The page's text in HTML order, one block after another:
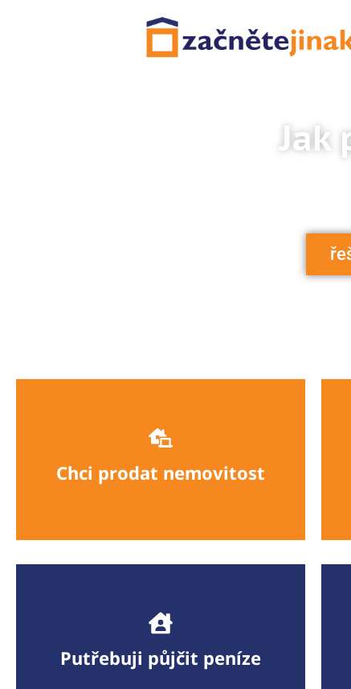
Jak
Chci prodat nemovitost
Putřebuji půjčit peníze